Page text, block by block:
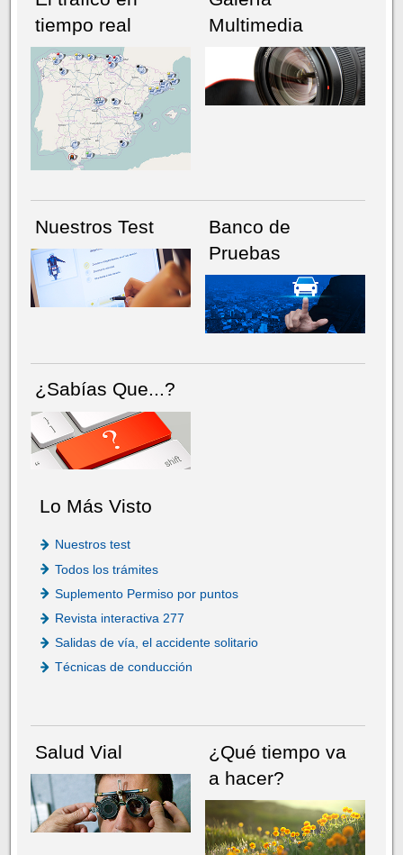
NÚMERO ACTUALHEMEROTECA
tiempo real
Multimedia
Nuestros Test
Banco de
Pruebas
¿Sabías Que...?
Lo Más Visto
Nuestros test
Todos los trámites
Suplemento Permiso por puntos
Revista interactiva 277
Salidas de vía, el accidente solitario
Técnicas de conducción
Salud Vial
¿Qué tiempo va
a hacer?